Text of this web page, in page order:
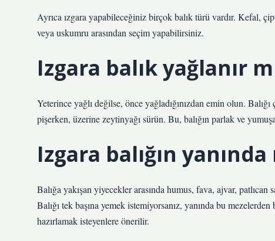
Ayrıca ızgara yapabileceğiniz birçok balık türü vardır. Kefal,
veya uskumru arasından seçim yapabilirsiniz.
Izgara balık yağlanır
Yeterince yağlı değilse, önce yağladığınızdan emin olun.
pişerken, üzerine zeytinyağı sürün. Bu, balığın parlak ve
Izgara balığın
Balığa yakışan yiyecekler arasında humus, fava, ajvar, patlıcan
Balığı tek başına yemek istemiyorsanız, yanında bu
hazırlamak isteyenlere önerilir.